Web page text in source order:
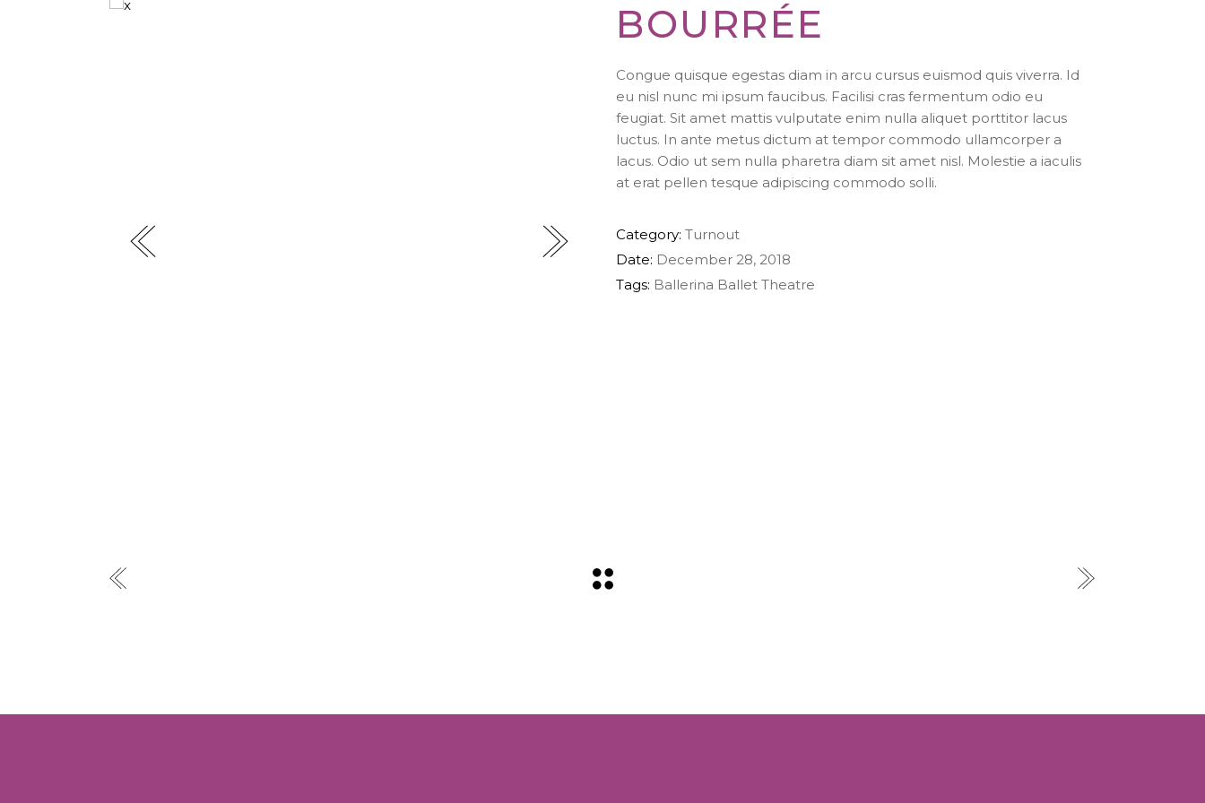
BOURRÉE
Congue quisque egestas diam in arcu cursus euismod quis viverra. Id
eu nisl nunc mi ipsum faucibus. Facilisi cras fermentum odio eu
feugiat. Sit amet mattis vulputate enim nulla aliquet porttitor lacus
luctus. In ante metus dictum at tempor commodo ullamcorper a
lacus. Odio ut sem nulla pharetra diam sit amet nisl. Molestie a iaculis
at erat pellen tesque adipiscing commodo solli.
Category: Turnout
Date: December 28, 2018
Tags: Ballerina Ballet Theatre